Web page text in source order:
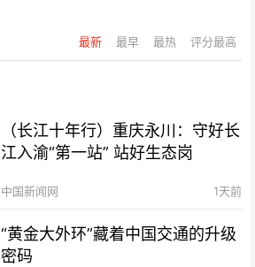
最新 最早 最热 评分最高
（长江十年行）重庆永川：守好长
江入渝“第一站” 站好生态岗
中国新闻网 1天前
“黄金大外环”藏着中国交通的升级
密码